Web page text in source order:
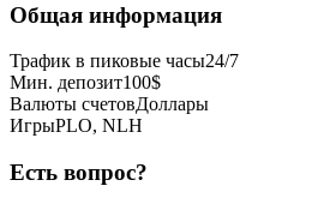
Общая информация
Трафик в пиковые часы24/7
Мин. депозит100$
Валюты счетовДоллары
ИгрыPLO, NLH
Есть вопрос?